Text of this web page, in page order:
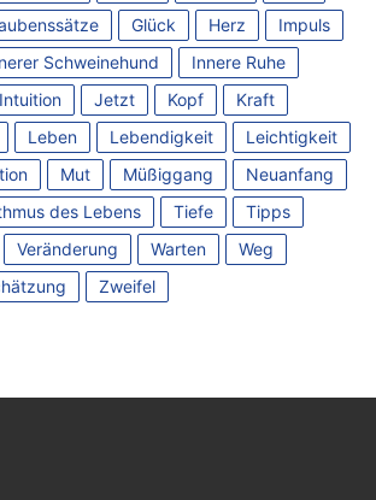
Glück Herz
Impuls
Schweinehund
Innere Ruhe
Intuition Jetzt Kopf
Kraft
Leben Lebendigkeit
Leichtigkeit
Mut Müßiggang
Neuanfang
des Lebens Tiefe
Tipps
Veränderung Warten
Weg
Zweifel